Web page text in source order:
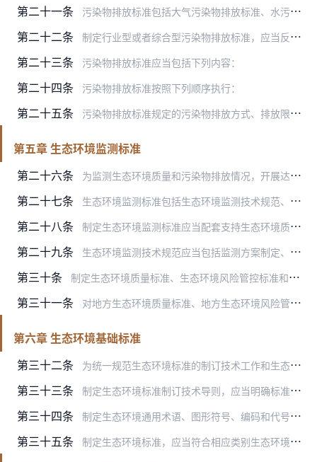
第二十一条 污染物排放标准包括大气污染物排放标准、水污染物排放标准、固体废物污染控制标准、环境噪声排放控制标准和放射性污染防治标准等。
第二十二条 制定行业型或者综合型污染物排放标准，应当反映所管控行业的污染物排放特征，以行业污染防治可行技术和可接受生态环境风险为主要依据，科学合理确定污染物排放控制要求。
第二十三条 污染物排放标准应当包括下列内容：
第二十四条 污染物排放标准按照下列顺序执行：
第二十五条 污染物排放标准规定的污染物排放方式、排放限值等是判定污染物排放是否超标的技术依据。排放污染物或者其他有害因素，应当符合污染物排放标准规定的各项控制要求。
第五章 生态环境监测标准
第二十六条
为监测生态环境质量和污染物排放情况，开展达标评定和风险筛查与管控，规范布点采样、分析测试、监测仪器、卫星遥感影像质量、量值传递、质量控制、数据处理等监测技术要求…
第二十七条 生态环境监测标准包括生态环境监测技术规范、生态环境监测分析方法标准、生态环境监测仪器及系统技术要求、生态环境标准样品等。
第二十八条 制定生态环境监测标准应当配套支持生态环境质量标准、生态环境风险管控标准、污染物排放标准的制定和实施，以及优先控制化学品环境管理、国际履约等生态环境管理及监督执法…
第二十九条 生态环境监测技术规范应当包括监测方案制定、布点采样、监测项目与分析方法、数据分析与报告、监测质量保证与质量控制等内容。
第三十条 制定生态环境质量标准、生态环境风险管控标准和污染物排放标准时，应当采用国务院生态环境主管部门制定的生态环境监测分析方法标准；国务院生态环境主管部门尚未制定适用的…
第三十一条 对地方生态环境质量标准、地方生态环境风险管控标准或者地方污染物排放标准中规定的控制项目，国务院生态环境主管部门尚未制定适用的国家生态环境监测分析方法标准的，可以…
第六章 生态环境基础标准
第三十二条
为统一规范生态环境标准的制订技术工作和生态环境管理工作中具有通用指导意义的技术要求，制定生态环境基础标准，包括生态环境标准制订技术导则，生态环境通用术语、图形符…
第三十三条 制定生态环境标准制订技术导则，应当明确标准的定位、基本原则、技术路线、技术方法和要求，以及对标准文本及编制说明等材料的内容和格式要求。
第三十四条 制定生态环境通用术语、图形符号、编码和代号（代码）编制规则等，应当借鉴国际标准和国内标准的相关规定，做到准确、通用、可辨识，力求简洁易懂。
第三十五条 制定生态环境标准，应当符合相应类别生态环境标准制订技术导则的要求，采用生态环境基础标准规定的通用术语、图形符号、编码和代号（代码）编制规则等，做到标准内容衔接、…